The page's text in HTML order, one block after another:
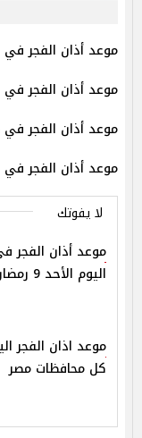
موعد أذان الفجر في
موعد أذان الفجر في
موعد أذان الفجر في
موعد أذان الفجر في
لا يفوتك
موعد أذان
اليوم الأحد 9 رمضان 2025
كل محافظات مصر